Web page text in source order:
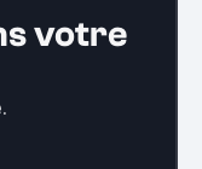
votre